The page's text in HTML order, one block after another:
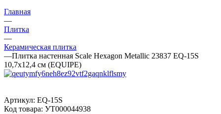
Главная
—
Плитка
—
Керамическая плитка
—Плитка настенная Scale Hexagon Metallic 23837 EQ-15S
10,7x12,4 см (EQUIPE)
Артикул: EQ-15S
Код товара: УТ000044938